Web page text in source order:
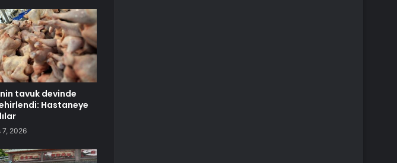
tavuk devinde
Hastaneye
7, 2026